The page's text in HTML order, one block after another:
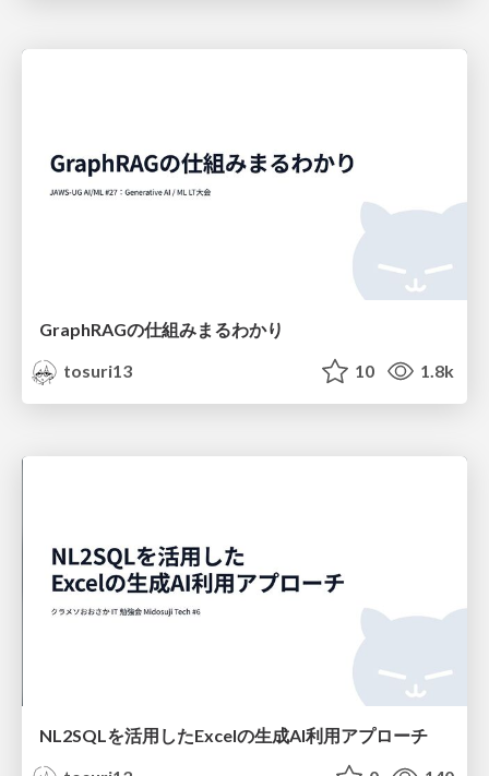
GraphRAGの仕組みまるわかり
tosuri13
10 1.8k
NL2SQLを活用したExcelの生成AI利用アプローチ